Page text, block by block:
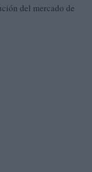
del mercado de